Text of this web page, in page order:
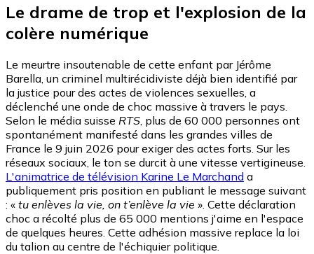
Le drame de trop et l'explosion de la
colère numérique
Le meurtre insoutenable de cette enfant par Jérôme
Barella, un criminel multirécidiviste déjà bien identifié par
la justice pour des actes de violences sexuelles, a
déclenché une onde de choc massive à travers le pays.
Selon le média suisse RTS , plus de 60 000 personnes ont
spontanément manifesté dans les grandes villes de
France le 9 juin 2026 pour exiger des actes forts. Sur les
réseaux sociaux, le ton se durcit à une vitesse vertigineuse.
L'animatrice de télévision Karine Le Marchand a
publiquement pris position en publiant le message suivant
: « tu enlèves la vie, on t’enlève la vie ». Cette déclaration
choc a récolté plus de 65 000 mentions j'aime en l'espace
de quelques heures. Cette adhésion massive replace la loi
du talion au centre de l'échiquier politique.